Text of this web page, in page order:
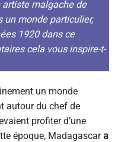
artiste malgache de
un monde particulier,
1920 dans ce
cela vous inspire-t-
un monde
autour du chef de
profiter d’une
époque, Madagascar a